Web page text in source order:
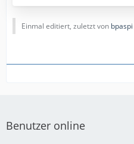
Einmal editiert, zuletzt von bpaspi
Benutzer online